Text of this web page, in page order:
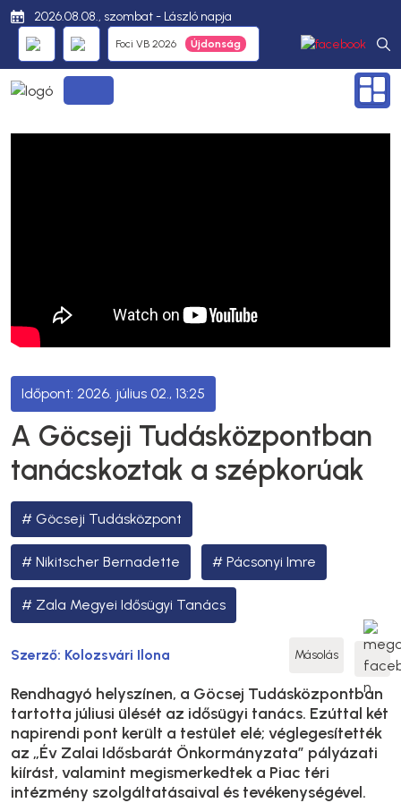
2026.08.08., szombat - László napja
Foci VB 2026
2026. július 02., 13:25
A Göcseji Tudásközpontban
tanácskoztak a szépkorúak
Göcseji Tudásközpont
Nikitscher Bernadette Pácsonyi Imre
Zala Megyei Idősügyi Tanács
Szerző: Kolozsvári Ilona Másolás
Rendhagyó helyszínen, a Göcsej Tudásközpontban
tartotta júliusi ülését az idősügyi tanács. Ezúttal két
napirendi pont került a testület elé; véglegesítették
az „Év Zalai Idősbarát Önkormányzata” pályázati
kiírást, valamint megismerkedtek a Piac téri
intézmény szolgáltatásaival és tevékenységével.